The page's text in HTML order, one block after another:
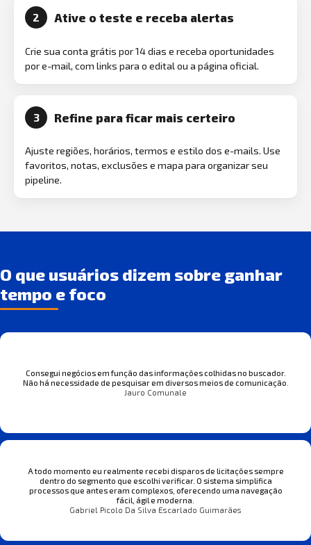
2 Ative o teste e receba alertas
Crie sua conta grátis por 14 dias e receba oportunidades
por e-mail, com links para o edital ou a página oficial.
3 Refine para ficar mais certeiro
Ajuste regiões, horários, termos e estilo dos e-mails. Use
favoritos, notas, exclusões e mapa para organizar seu
pipeline.
O que usuários dizem sobre ganhar
tempo e foco
Consegui negócios em função das informações colhidas no buscador.
Não há necessidade de pesquisar em diversos meios de comunicação.
Jauro Comunale
A todo momento eu realmente recebi disparos de licitações sempre
dentro do segmento que escolhi verificar. O sistema simplifica
processos que antes eram complexos, oferecendo uma navegação
fácil, ágil e moderna.
Gabriel Picolo Da Silva Escarlado Guimarães